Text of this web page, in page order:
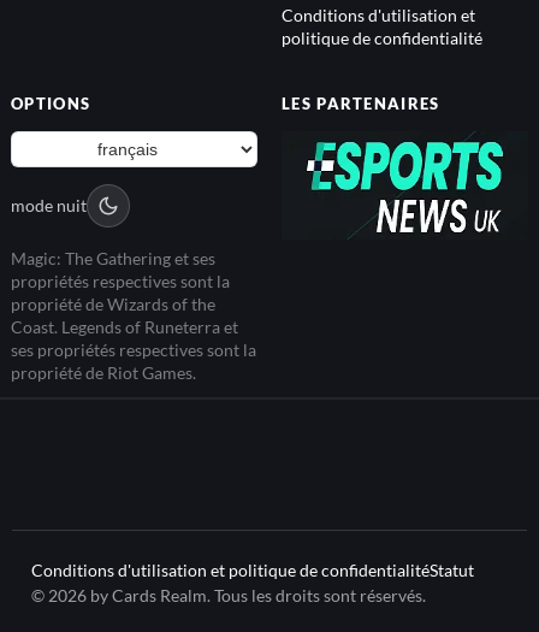
Conditions d'utilisation et
politique de confidentialité
OPTIONS
mode nuit
Magic: The Gathering et ses
propriétés respectives sont la
propriété de Wizards of the
Coast. Legends of Runeterra et
ses propriétés respectives sont la
propriété de Riot Games.
LES PARTENAIRES
Conditions d'utilisation et politique de confidentialitéStatut
© 2026 by Cards Realm. Tous les droits sont réservés.